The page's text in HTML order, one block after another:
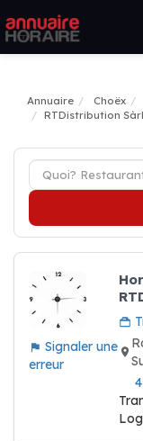
Annuaire Choëx
RTDistribution Sàrl
Signaler une
erreur